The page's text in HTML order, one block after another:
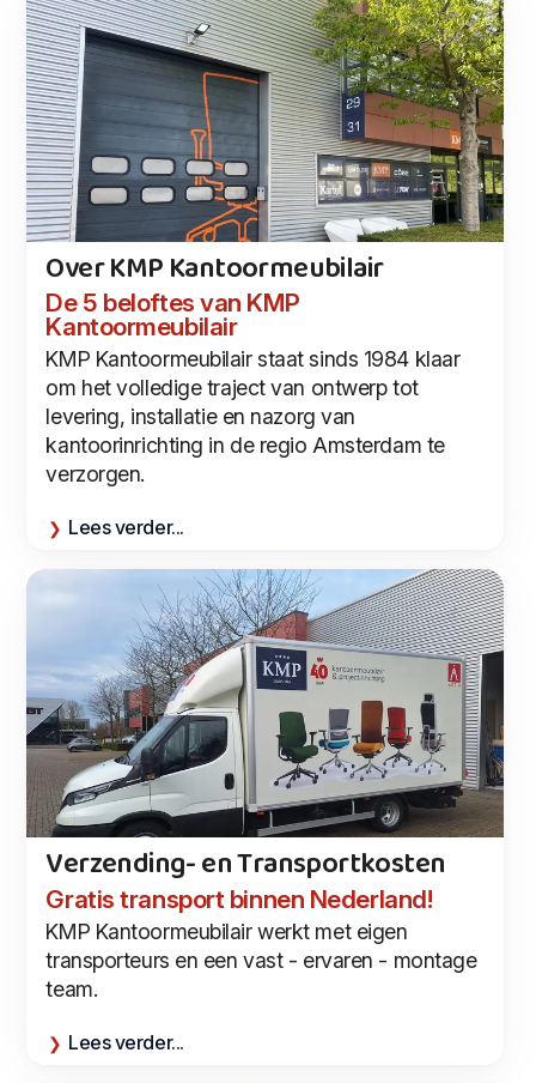
Over KMP Kantoormeubilair
De 5 beloftes van KMP
Kantoormeubilair
KMP Kantoormeubilair staat sinds 1984 klaar
om het volledige traject van ontwerp tot
levering, installatie en nazorg van
kantoorinrichting in de regio Amsterdam te
verzorgen.
Lees verder...
Verzending- en Transportkosten
Gratis transport binnen Nederland!
KMP Kantoormeubilair werkt met eigen
transporteurs en een vast - ervaren - montage
team.
Lees verder...